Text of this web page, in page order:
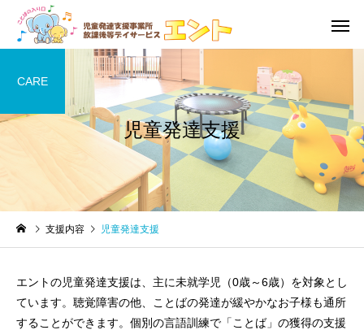
利用の流れ・利用料金 児童発達
発達障害 音楽療
未就学児
訓練道具
未就学児
絵本
児童発達支援
CARE
支援内容 児童発達支援
エントの児童発達支援は、主に未就学児（0歳～6歳）を対象とし
ています。聴覚障害の他、ことばの発達が緩やかなお子様も通所
することができます。個別の言語訓練で「ことば」の獲得の支援